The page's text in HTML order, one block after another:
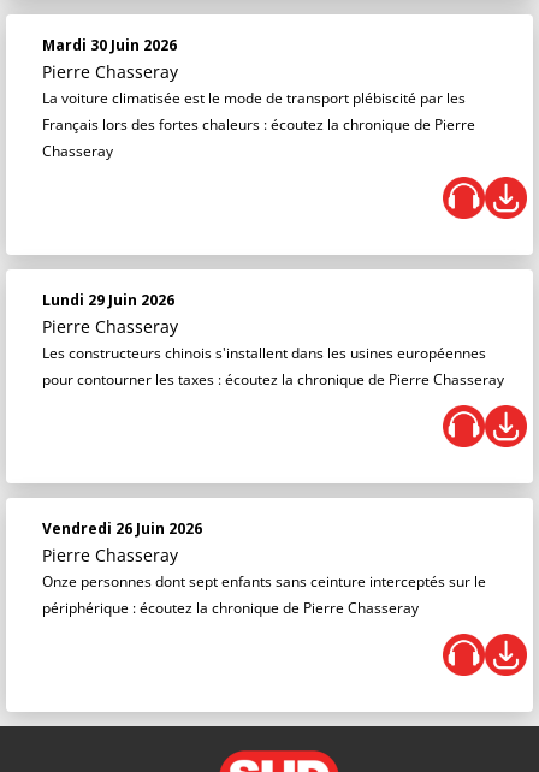
Mardi 30 Juin 2026
Pierre Chasseray
La voiture climatisée est le mode de transport plébiscité par les
Français lors des fortes chaleurs : écoutez la chronique de Pierre
Chasseray
Lundi 29 Juin 2026
Pierre Chasseray
Les constructeurs chinois s'installent dans les usines européennes
pour contourner les taxes : écoutez la chronique de Pierre Chasseray
Vendredi 26 Juin 2026
Pierre Chasseray
Onze personnes dont sept enfants sans ceinture interceptés sur le
périphérique : écoutez la chronique de Pierre Chasseray